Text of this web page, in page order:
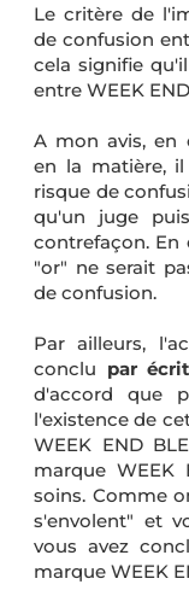
Le critère de
de confusion
cela signifie
entre WEEK
A mon avis, en
en la matière,
risque de
qu'un juge
contrefaçon.
"or" ne serait
de confusion.
Par ailleurs,
conclu par
d'accord que
l'existence de
WEEK END
marque WEEK
soins. Comme
s'envolent" et
vous avez
marque WEEK